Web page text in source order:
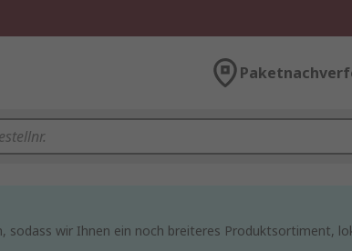
sodass wir Ihnen ein noch breiteres Produktsortiment,